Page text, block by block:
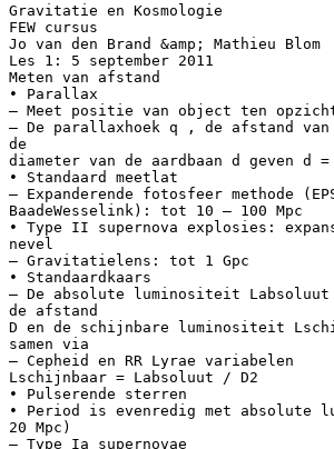
Gravitatie en Kosmologie
FEW cursus
Jo van den Brand &amp; Mathieu Blom
Les 1: 5 september 2011
Meten van afstand
• Parallax
– Meet positie van object ten
– De parallaxhoek q , de afstand
de
diameter van de aardbaan d geven d
• Standaard meetlat
– Expanderende fotosfeer methode
BaadeWesselink): tot 10 – 100 Mpc
• Type II supernova explosies:
nevel
– Gravitatielens: tot 1 Gpc
• Standaardkaars
– De absolute luminositeit
de afstand
D en de schijnbare luminositeit
samen via
– Cepheid en RR Lyrae variabelen
Lschijnbaar = Labsoluut / D2
• Pulserende sterren
• Period is evenredig met absolute
20 Mpc)
– Type Ia supernovae